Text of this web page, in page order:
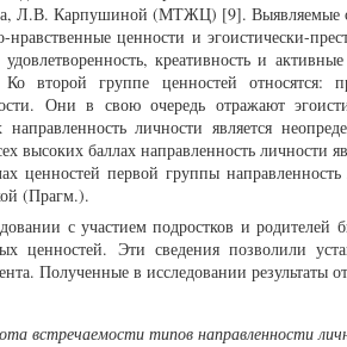
Л.В. Карпушиной (МТЖЦ) [9]. Выявляемые с
ценности и эгоистически-
креативность и
Ко второй группе ценностей относятся:
Они в свою очередь отражают
личности является
высоких баллах направленность личности
ценностей первой группы направленность
(Прагм.).
с участием подростков и
ценностей. Эти сведения позволили
Полученные в исследовании результаты
встречаемости типов направленности